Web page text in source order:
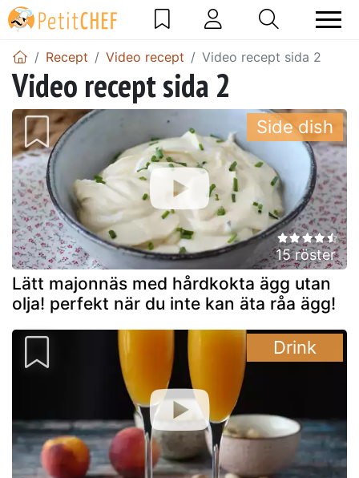
Recept Video recept Video recept sida 2
Video recept sida 2
15 röster
Lätt majonnäs med hårdkokta ägg utan
olja! perfekt när du inte kan äta råa ägg!
Side dish
Drink